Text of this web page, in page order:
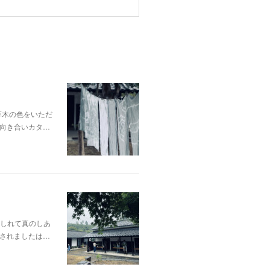
の色をいただ
き合いカタ…
れて真のしあ
れましたは…